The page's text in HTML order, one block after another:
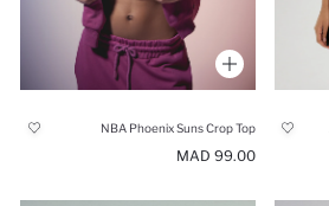
NBA Phoenix Suns Crop Top
99.00 MAD